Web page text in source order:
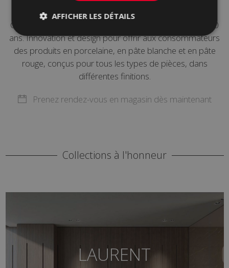
Chez Saloni, nous fabriquons des céramiques depuis 50
ans. Innovation et design pour offrir aux consommateurs
des produits en porcelaine, en pâte blanche et en pâte
rouge, conçus pour tous les types de pièces, dans
différentes finitions.
Prenez rendez-vous en magasin dès maintenant
Collections à l'honneur
LAURENT
AFFICHER LES DÉTAILS